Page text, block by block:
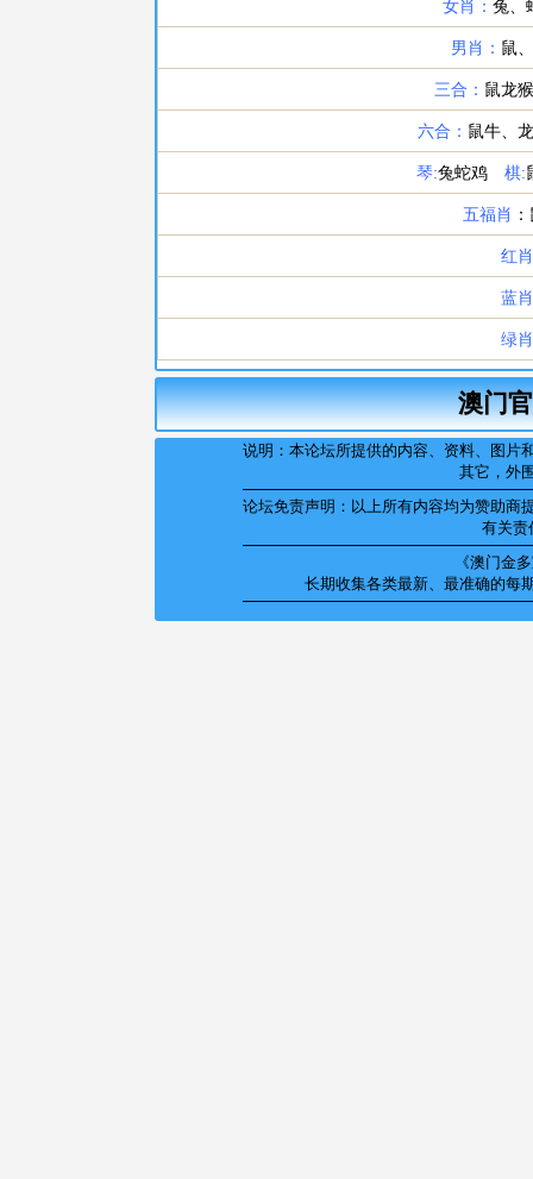
澳门
说明：本论坛所提供的内容、资料、图
其它，外
论坛免责声明：以上所有内容均为赞助商
有关责
《澳门金
长期收集各类最新、最准确的每